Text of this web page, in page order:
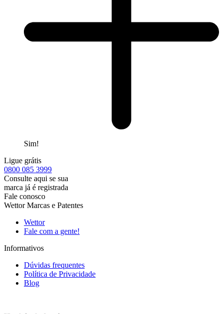
Sim!
Ligue grátis
0800 085 3999
Consulte aqui se sua
marca já é registrada
Fale conosco
Wettor Marcas e Patentes
Wettor
Fale com a gente!
Informativos
Dúvidas frequentes
Política de Privacidade
Blog